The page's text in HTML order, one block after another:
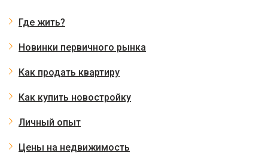
Где жить?
Новинки первичного рынка
Как продать квартиру
Как купить новостройку
Личный опыт
Цены на недвижимость